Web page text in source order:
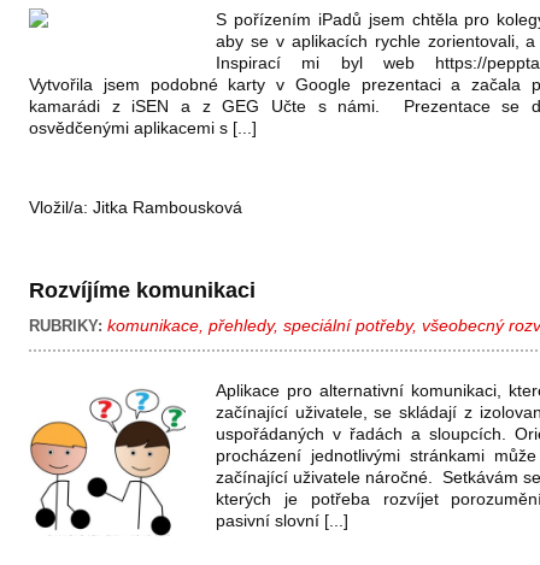
S pořízením iPadů jsem chtěla pro
aby se v aplikacích rychle zorientovali,
Inspirací mi byl web https://
Vytvořila jsem podobné karty v Google prezentaci a začala
kamarádi z iSEN a z GEG Učte s námi. Prezentace se
osvědčenými aplikacemi s [...]
Vložil/a: Jitka Rambousková
Rozvíjíme komunikaci
RUBRIKY: komunikace přehledy, speciální potřeby, všeobecný
Aplikace pro alternativní komunikaci,
začínající uživatele, se skládají z
uspořádaných v řadách a sloupcích.
procházení jednotlivými stránkami
začínající uživatele náročné. Setkávám
kterých je potřeba rozvíjet
pasivní slovní [...]